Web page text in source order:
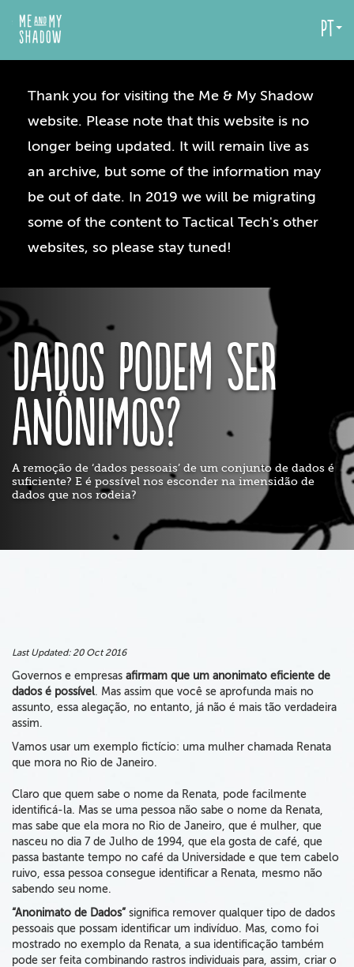
Thank you for visiting the Me & My Shadow
website. Please note that this website is no
longer being updated. It will remain live as
an archive, but some of the information may
be out of date. In 2019 we will be migrating
some of the content to Tactical Tech's other
websites, so please stay tuned!
pt
Dados podem ser
anônimos?
A remoção de ‘dados pessoais’ de um conjunto de dados é
suficiente? E é possível nos esconder na imensidão de
dados que nos rodeia?
Last Updated:20 Oct 2016
Governos e empresas afirmam que um anonimato eficiente de
dados é possível. Mas assim que você se aprofunda mais no
assunto, essa alegação, no entanto, já não é mais tão verdadeira
assim.
Vamos usar um exemplo fictício: uma mulher chamada Renata
que mora no Rio de Janeiro.
Claro que quem sabe o nome da Renata, pode facilmente
identificá-la. Mas se uma pessoa não sabe o nome da Renata,
mas sabe que ela mora no Rio de Janeiro, que é mulher, que
nasceu no dia 7 de Julho de 1994, que ela gosta de café, que
passa bastante tempo no café da Universidade e que tem cabelo
ruivo, essa pessoa consegue identificar a Renata, mesmo não
sabendo seu nome.
“Anonimato de Dados” significa remover qualquer tipo de dados
pessoais que possam identificar um indivíduo. Mas, como foi
mostrado no exemplo da Renata, a sua identificação também
pode ser feita combinando rastros individuais para, assim, criar o